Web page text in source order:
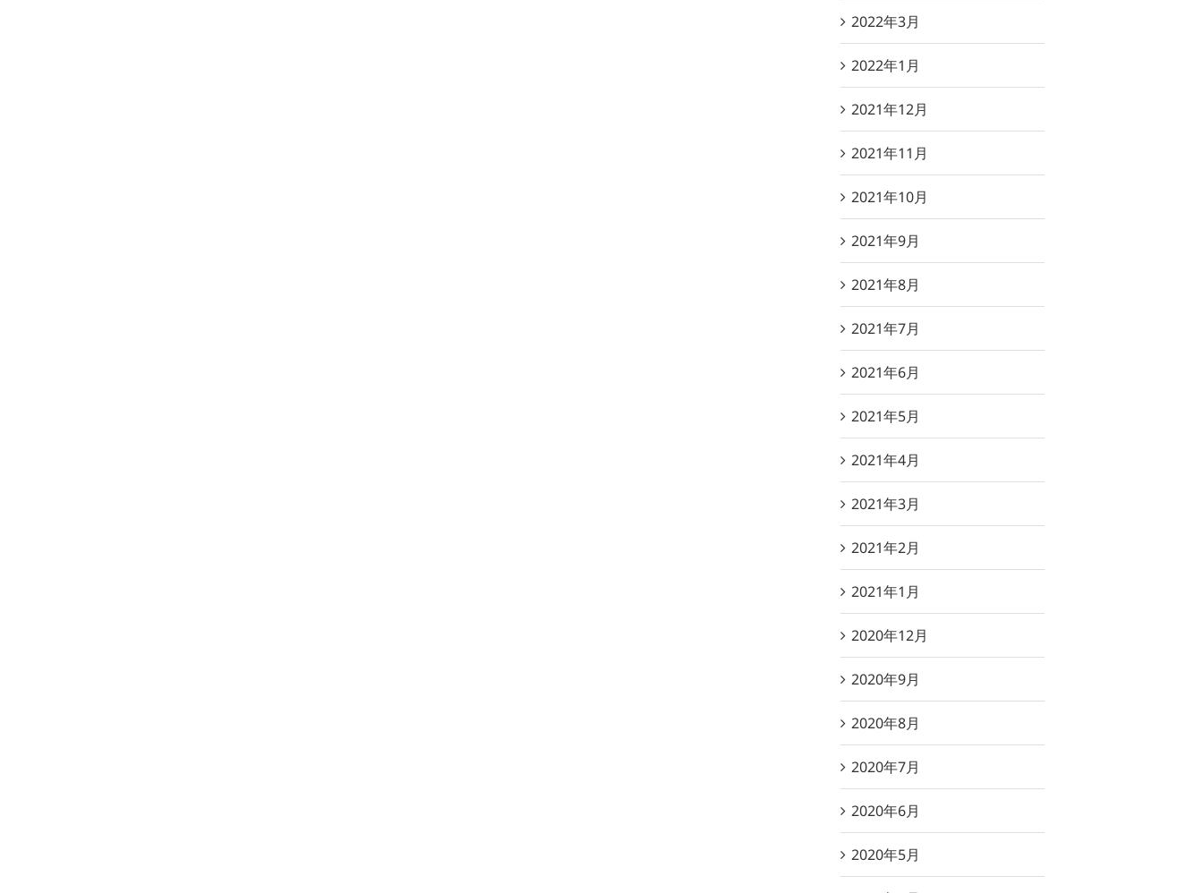
2022年3月
2022年1月
2021年12月
2021年11月
2021年10月
2021年9月
2021年8月
2021年7月
2021年6月
2021年5月
2021年4月
2021年3月
2021年2月
2021年1月
2020年12月
2020年9月
2020年8月
2020年7月
2020年6月
2020年5月